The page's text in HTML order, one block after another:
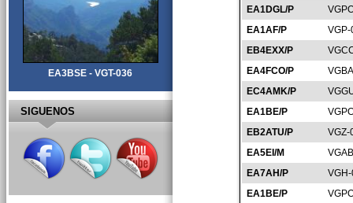
EA1DGL/P
EA1AF/P
EB4EXX/P
EA4FCO/P
EC4AMK/P
EA1BE/P
EB2ATU/P
VGZ-
EA5EI/M
EA7AH/P
EA1BE/P
EA3BSE - VGT-036
SIGUENOS